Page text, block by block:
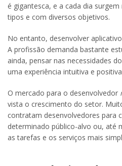
é gigantesca, e a cada dia surgem
tipos e com diversos objetivos.
No entanto, desenvolver
A profissão demanda bastante
ainda, pensar nas necessidades
uma experiência intuitiva e
O mercado para o desenvolvedor
vista o crescimento do setor.
contratam desenvolvedores para
determinado público-alvo ou, até
as tarefas e os serviços mais